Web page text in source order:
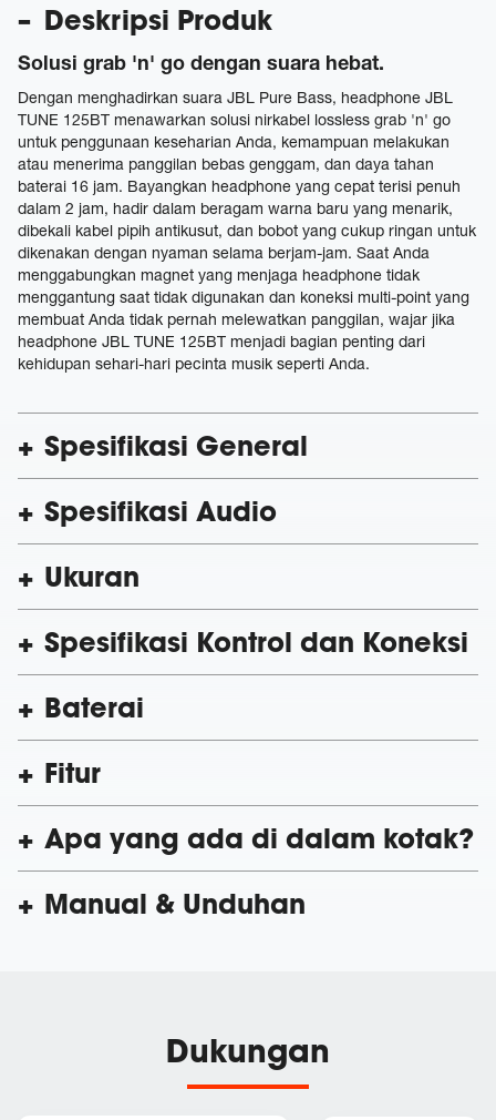
Deskripsi Produk
Solusi grab 'n' go dengan suara hebat.
Dengan menghadirkan suara JBL Pure Bass, headphone JBL
TUNE 125BT menawarkan solusi nirkabel lossless grab 'n' go
untuk penggunaan keseharian Anda, kemampuan melakukan
atau menerima panggilan bebas genggam, dan daya tahan
baterai 16 jam. Bayangkan headphone yang cepat terisi penuh
dalam 2 jam, hadir dalam beragam warna baru yang menarik,
dibekali kabel pipih antikusut, dan bobot yang cukup ringan untuk
dikenakan dengan nyaman selama berjam-jam. Saat Anda
menggabungkan magnet yang menjaga headphone tidak
menggantung saat tidak digunakan dan koneksi multi-point yang
membuat Anda tidak pernah melewatkan panggilan, wajar jika
headphone JBL TUNE 125BT menjadi bagian penting dari
kehidupan sehari-hari pecinta musik seperti Anda.
Spesifikasi General
Spesifikasi Audio
Ukuran
Spesifikasi Kontrol dan Koneksi
Baterai
Fitur
Apa yang ada di dalam kotak?
Manual & Unduhan
Dukungan